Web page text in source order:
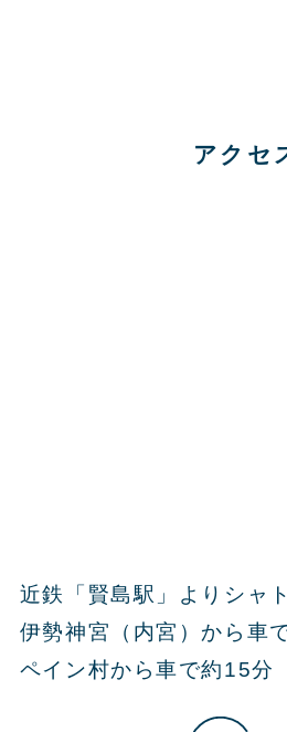
アクセ
近鉄「賢島駅」よりシャ
伊勢神宮（内宮）から車
ペイン村から車で約15分